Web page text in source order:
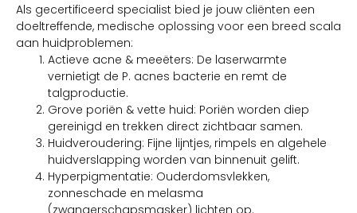
Als gecertificeerd specialist bied je jouw cliënten een
doeltreffende, medische oplossing voor een breed scala
aan huidproblemen:
Actieve acne & meeëters: De laserwarmte
vernietigt de P. acnes bacterie en remt de
talgproductie.
Grove poriën & vette huid: Poriën worden diep
gereinigd en trekken direct zichtbaar samen.
Huidveroudering: Fijne lijntjes, rimpels en algehele
huidverslapping worden van binnenuit gelift.
Hyperpigmentatie: Ouderdomsvlekken,
zonneschade en melasma
(zwangerschapsmasker) lichten op.